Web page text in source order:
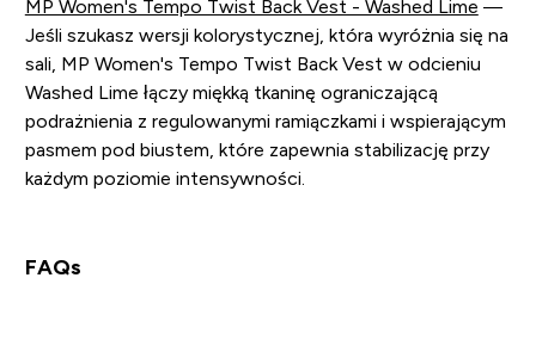
MP Women's Tempo Twist Back Vest - Washed Lime —
Jeśli szukasz wersji kolorystycznej, która wyróżnia się na
sali, MP Women's Tempo Twist Back Vest w odcieniu
Washed Lime łączy miękką tkaninę ograniczającą
podrażnienia z regulowanymi ramiączkami i wspierającym
pasmem pod biustem, które zapewnia stabilizację przy
każdym poziomie intensywności.
FAQs